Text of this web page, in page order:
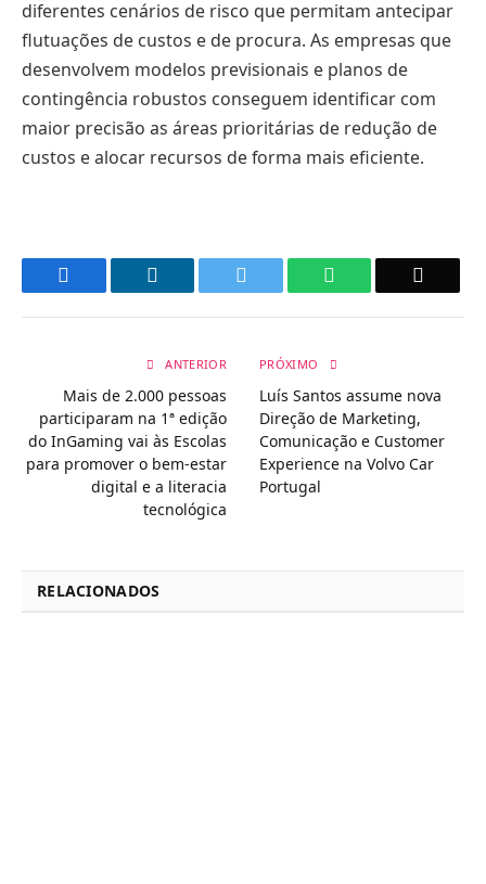
diferentes cenários de risco que permitam antecipar
flutuações de custos e de procura. As empresas que
desenvolvem modelos previsionais e planos de
contingência robustos conseguem identificar com
maior precisão as áreas prioritárias de redução de
custos e alocar recursos de forma mais eficiente.
WhatsApp
ANTERIOR
Mais de 2.000 pessoas
participaram na 1ª edição
do InGaming vai às Escolas
para promover o bem-estar
digital e a literacia
tecnológica
PRÓXIMO
Luís Santos assume nova
Direção de Marketing,
Comunicação e Customer
Experience na Volvo Car
Portugal
RELACIONADOS